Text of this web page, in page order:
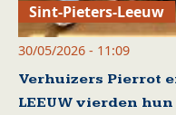
Sint-Pieters-Leeuw
30/05/2026 - 11:09
Verhuizers Pierrot
LEEUW vierden